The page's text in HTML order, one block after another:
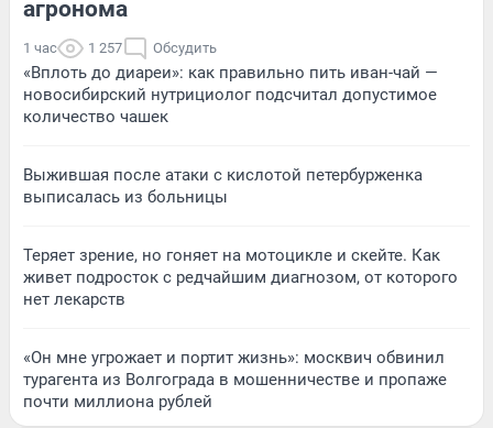
агронома
1 час 1 257 Обсудить
«Вплоть до диареи»: как правильно пить иван-чай —
новосибирский нутрициолог подсчитал допустимое
количество чашек
Выжившая после атаки с кислотой петербурженка
выписалась из больницы
Теряет зрение, но гоняет на мотоцикле и скейте. Как
живет подросток с редчайшим диагнозом, от которого
нет лекарств
«Он мне угрожает и портит жизнь»: москвич обвинил
турагента из Волгограда в мошенничестве и пропаже
почти миллиона рублей